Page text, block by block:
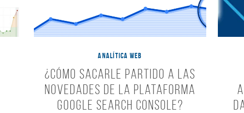
ANALÍTICA WEB
¿Cómo sacarle partido a las
novedades de la plataforma
Google Search Console?